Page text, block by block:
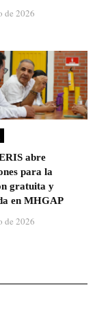
de 2026
abre
para la
gratuita y
en MHGAP
de 2026